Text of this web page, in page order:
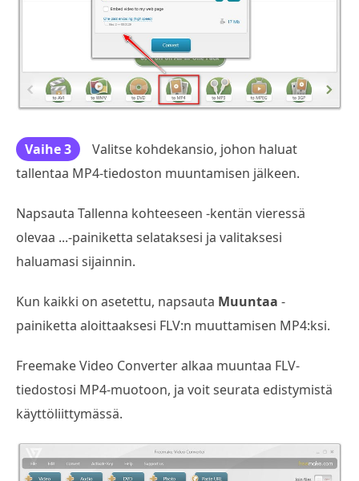
Vaihe 3
Valitse kohdekansio, johon haluat
tallentaa MP4-tiedoston muuntamisen jälkeen.
Napsauta Tallenna kohteeseen -kentän vieressä
olevaa ...-painiketta selataksesi ja valitaksesi
haluamasi sijainnin.
Kun kaikki on asetettu, napsauta Muuntaa -
painiketta aloittaaksesi FLV:n muuttamisen MP4:ksi.
Freemake Video Converter alkaa muuntaa FLV-
tiedostosi MP4-muotoon, ja voit seurata edistymistä
käyttöliittymässä.